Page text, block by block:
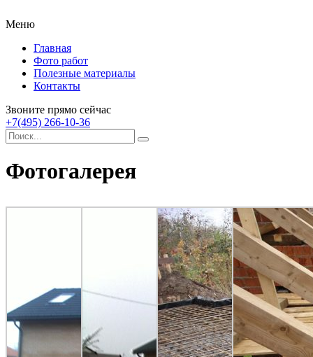
Меню
Главная
Фото работ
Полезные материалы
Контакты
Звоните прямо сейчас
+7(495) 266-10-36
Фотогалерея